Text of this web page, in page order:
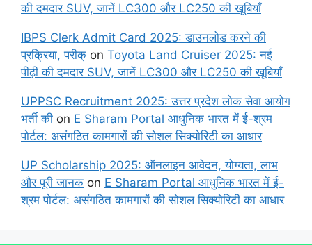
की दमदार SUV, जानें LC300 और LC250 की खूबियाँ
IBPS Clerk Admit Card 2025: डाउनलोड करने की
प्रक्रिया, परीक् on Toyota Land Cruiser 2025: नई
पीढ़ी की दमदार SUV, जानें LC300 और LC250 की खूबियाँ
UPPSC Recruitment 2025: उत्तर प्रदेश लोक सेवा आयोग
भर्ती की on E Sharam Portal आधुनिक भारत में ई-श्रम
पोर्टल: असंगठित कामगारों की सोशल सिक्योरिटी का आधार
UP Scholarship 2025: ऑनलाइन आवेदन, योग्यता, लाभ
और पूरी जानक on E Sharam Portal आधुनिक भारत में ई-
श्रम पोर्टल: असंगठित कामगारों की सोशल सिक्योरिटी का आधार